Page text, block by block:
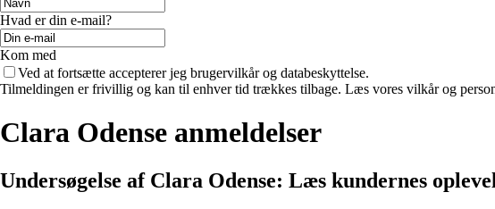
Hvad er din e-mail?
Kom med
Ved at fortsætte accepterer jeg brugervilkår og databeskyttelse.
Tilmeldingen er frivillig og kan til enhver tid trækkes tilbage. Læs vores vilkår og
Clara Odense anmeldelser
Undersøgelse af Clara Odense: Læs kundernes